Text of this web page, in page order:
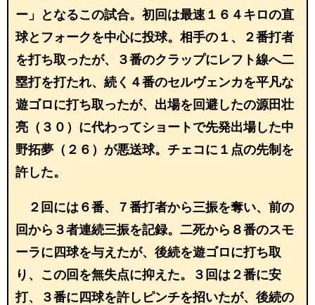
ー」となるこの試合。初回は最速１６４キロの直
球とフォークを中心に投球。相手の１、２番打者
を打ち取ったが、３番のクラップにレフト線へ二
塁打を打たれ、続く４番のセルヴェンカを平凡な
遊ゴロに打ち取ったが、出場を回避したの源田壮
亮（３０）に代わってショートで先発出場した中
野拓夢（２６）が悪送球。チェコに１点の先制を
許した。
２回には６番、７番打者から三振を奪い、前の
回から３者連続三振を記録。二死から８番のスモ
ーラに四球を与えたが、後続を遊ゴロに打ち取
り、この回を無失点に抑えた。３回は２番に安
打、３番に四球を許しピンチを招いたが、後続の